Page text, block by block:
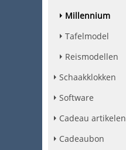
Millennium
Tafelmodel
Reismodellen
Schaakklokken
Software
Cadeau artikelen
Cadeaubon